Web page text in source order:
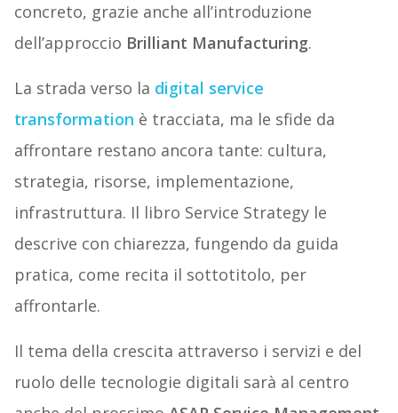
concreto, grazie anche all’introduzione
dell’approccio Brilliant Manufacturing.
La strada verso la digital service
transformation è tracciata, ma le sfide da
affrontare restano ancora tante: cultura,
strategia, risorse, implementazione,
infrastruttura. Il libro Service Strategy le
descrive con chiarezza, fungendo da guida
pratica, come recita il sottotitolo, per
affrontarle.
Il tema della crescita attraverso i servizi e del
ruolo delle tecnologie digitali sarà al centro